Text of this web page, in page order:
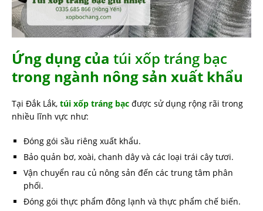
Ứng dụng của túi xốp tráng bạc
trong ngành nông sản xuất khẩu
Tại Đắk Lắk, túi xốp tráng bạc được sử dụng rộng rãi trong
nhiều lĩnh vực như:
Đóng gói sầu riêng xuất khẩu.
Bảo quản bơ, xoài, chanh dây và các loại trái cây tươi.
Vận chuyển rau củ nông sản đến các trung tâm phân
phối.
Đóng gói thực phẩm đông lạnh và thực phẩm chế biến.